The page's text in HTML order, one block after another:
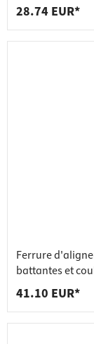
28.74 EUR*
Ferrure
battantes et
41.10 EUR*